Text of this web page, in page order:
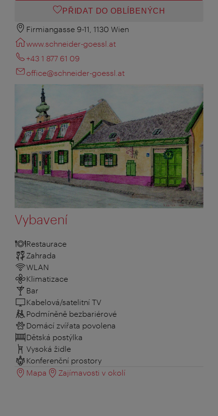
PŘIDAT DO OBLÍBENÝCH
Firmiangasse 9-11, 1130 Wien
www.schneider-goessl.at
+43 1 877 61 09
office@schneider-goessl.at
Vybavení
Restaurace
Zahrada
WLAN
Klimatizace
Bar
Kabelová/satelitní TV
Podmíněně bezbariérové
Domácí zvířata povolena
Dětská postýlka
Vysoká židle
Konferenční prostory
Mapa
Zajímavosti v okolí